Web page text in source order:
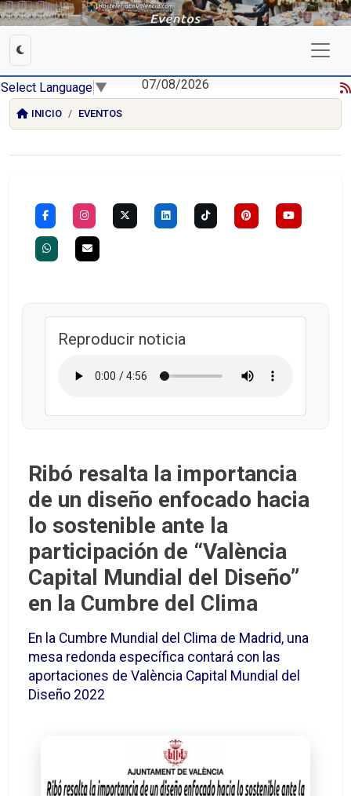
Select Language ▼ 07/08/2026
INICIO EVENTOS
Reproducir noticia
Ribó resalta la importancia
de un diseño enfocado hacia
lo sostenible ante la
participación de “València
Capital Mundial del Diseño”
en la Cumbre del Clima
En la Cumbre Mundial del Clima de Madrid, una
mesa redonda específica contará con las
aportaciones de València Capital Mundial del
Diseño 2022